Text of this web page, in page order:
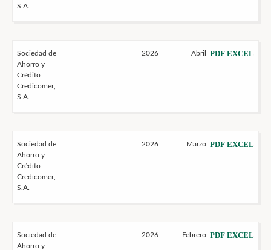
S.A.
Sociedad de
Ahorro y
Crédito
Credicomer,
S.A.
2026 Abril PDF EXCEL
Sociedad de
Ahorro y
Crédito
Credicomer,
S.A.
2026 Marzo PDF EXCEL
Sociedad de
Ahorro y
2026 Febrero PDF EXCEL